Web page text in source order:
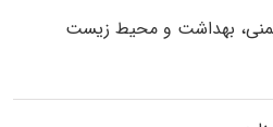
بهداشت و محیط زیست